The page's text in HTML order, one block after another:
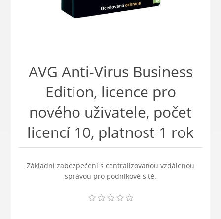
AVG Anti-Virus Business
Edition, licence pro
nového uživatele, počet
licencí 10, platnost 1 rok
Základní zabezpečení s centralizovanou vzdálenou
správou pro podnikové sítě.